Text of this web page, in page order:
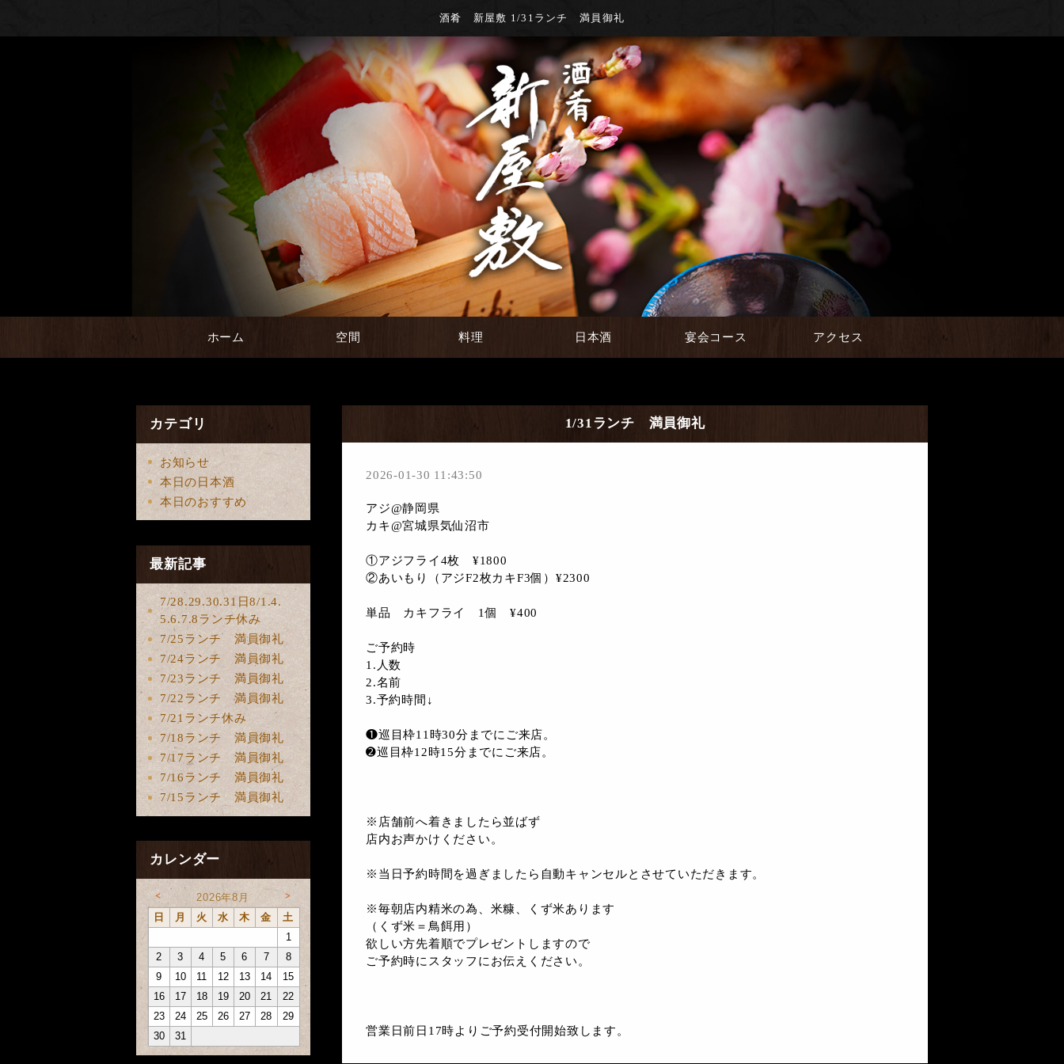
酒肴 新屋敷 1/31ランチ 満員御礼
ホーム 空間 料理 日本酒 宴会コース アクセス
カテゴリ
お知らせ
本日の日本酒
本日のおすすめ
最新記事
7/28.29.30.31日8/1.4.
5.6.7.8ランチ休み
7/25ランチ 満員御礼
7/24ランチ 満員御礼
7/23ランチ 満員御礼
7/22ランチ 満員御礼
7/21ランチ休み
7/18ランチ 満員御礼
7/17ランチ 満員御礼
7/16ランチ 満員御礼
7/15ランチ 満員御礼
カレンダー
< 2026年8月 >
日 月 火 水 木 金
土
1
2
3 4 5 6 7
8
9
10 11 12 13 14
15
16
17 18 19 20 21
22
23
24 25 26 27 28
29
30
31
1/31ランチ 満員御礼
2026-01-30 11:43:50
アジ@静岡県
カキ@宮城県気仙沼市
①アジフライ4枚 ¥1800
②あいもり（アジF2枚カキF3個）¥2300
単品 カキフライ 1個 ¥400
ご予約時
1.人数
2.名前
3.予約時間↓
❶巡目枠11時30分までにご来店。
➋巡目枠12時15分までにご来店。
※店舗前へ着きましたら並ばず
店内お声かけください。
※当日予約時間を過ぎましたら自動キャンセルとさせていただきます。
※毎朝店内精米の為、米糠、くず米あります
（くず米＝鳥餌用）
欲しい方先着順でプレゼントしますので
ご予約時にスタッフにお伝えください。
営業日前日17時よりご予約受付開始致します。